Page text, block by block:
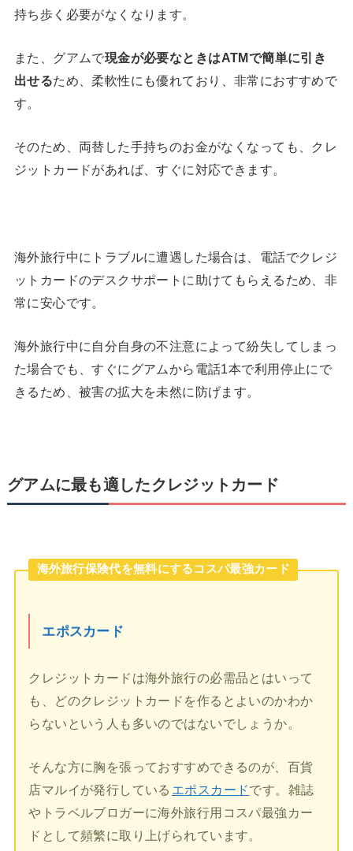
持ち歩く必要がなくなります。
また、グアムで現金が必要なときはATMで簡単に引き
出せるため、柔軟性にも優れており、非常におすすめで
す。
そのため、両替した手持ちのお金がなくなっても、クレ
ジットカードがあれば、すぐに対応できます。
海外旅行中にトラブルに遭遇した場合は、電話でクレジ
ットカードのデスクサポートに助けてもらえるため、非
常に安心です。
海外旅行中に自分自身の不注意によって紛失してしまっ
た場合でも、すぐにグアムから電話1本で利用停止にで
きるため、被害の拡大を未然に防げます。
グアムに最も適したクレジットカード
海外旅行保険代を無料にするコスパ最強カード
エポスカード
クレジットカードは海外旅行の必需品とはいって
も、どのクレジットカードを作るとよいのかわか
らないという人も多いのではないでしょうか。
そんな方に胸を張っておすすめできるのが、百貨
店マルイが発行している エポスカードです。雑誌
やトラベルブロガーに海外旅行用コスパ最強カー
ドとして頻繁に取り上げられています。